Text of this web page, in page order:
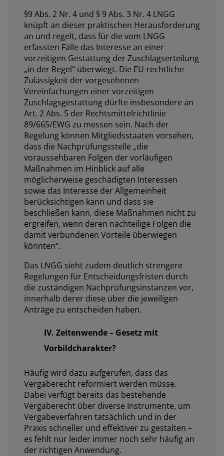
§9 Abs. 2 Nr. 4 und § 9 Abs. 3 Nr. 4 LNGG
knüpft an dieser praktischen Herausforderung
an und regelt, dass für die vom LNGG
erfassten Fälle das Interesse an einer
vorzeitigen Gestattung der Zuschlagserteilung
„in der Regel“ überwiegt. Die EU-rechtliche
Zulässigkeit der vorgesehenen
Vereinfachungen einer vorzeitigen
Zuschlagsgestattung dürfte insbesondere an
Art. 2 Abs. 5 der Rechtsmittelrichtlinie
89/665/EWG zu messen sein. Nach der
Regelung können Mitgliedsstaaten vorsehen,
dass die Nachprüfungsstelle „die
voraussehbaren Folgen der vorläufigen
Maßnahmen im Hinblick auf alle
möglicherweise geschädigten Interessen
sowie das Interesse der Allgemeinheit
berücksichtigen kann und dass sie
beschließen kann, diese Maßnahmen nicht zu
ergreifen, wenn deren nachteilige Folgen die
damit verbundenen Vorteile überwiegen
könnten“.
Das LNGG sieht zudem deutlich strengere
Regelungen für Entscheidungsfristen durch
die zuständigen Nachprüfungsinstanzen vor,
innerhalb derer diese über die jeweiligen
Anträge zu entscheiden haben.
IV. Zeitenwende – Gesetz mit
Vorbildcharakter?
Häufig wird dazu aufgerufen, dass das
Vergaberecht reformiert werden müsse.
Dabei verfügt bereits das bestehende
Vergaberecht über diverse Instrumente, um
Vergabeverfahren tatsächlich und in der
Praxis schneller und effektiver zu gestalten –
es fehlt nur leider immer noch sehr häufig an
der richtigen Anwendung.